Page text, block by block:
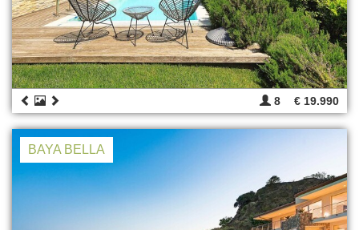
8 € 19.990
BAYA BELLA